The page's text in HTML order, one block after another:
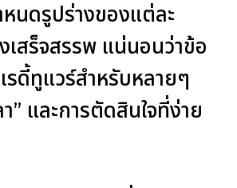
หนดรูปร่างของแต่ละ
เสร็จสรรพ แน่นอนว่าข้อ
รดี้ทูแวร์สำหรับหลายๆ
” และการตัดสินใจที่ง่าย